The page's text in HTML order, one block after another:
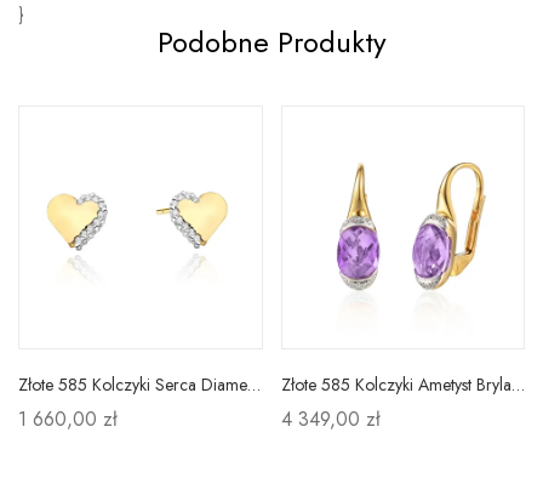
}
Podobne Produkty
Złote 585 Kolczyki Serca Diamenty Sztyft
1 660,00 zł
Złote 585 Kolczyki Ametyst Brylanty Patentka
4 349,00 zł